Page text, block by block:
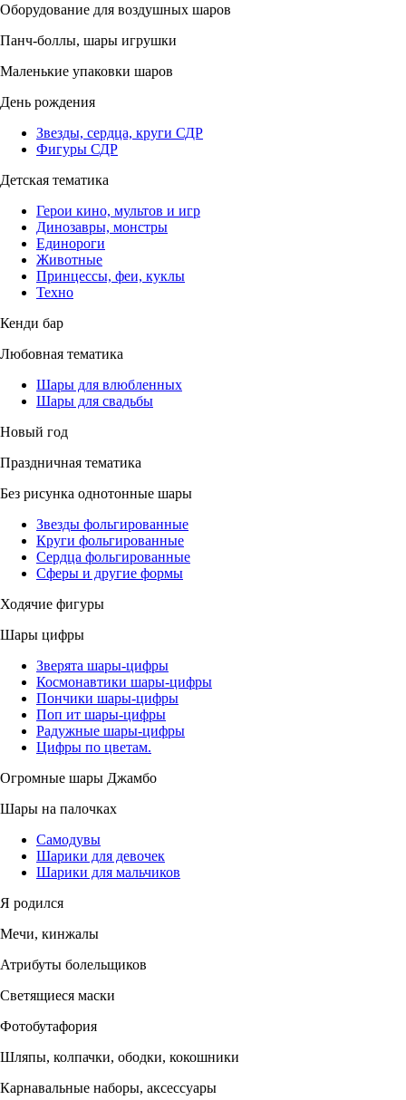
Оборудование для воздушных шаров
Панч-боллы, шары игрушки
Маленькие упаковки шаров
День рождения
Звезды, сердца, круги СДР
Фигуры СДР
Детская тематика
Герои кино, мультов и игр
Динозавры, монстры
Единороги
Животные
Принцессы, феи, куклы
Техно
Кенди бар
Любовная тематика
Шары для влюбленных
Шары для свадьбы
Новый год
Праздничная тематика
Без рисунка однотонные шары
Звезды фольгированные
Круги фольгированные
Сердца фольгированные
Сферы и другие формы
Ходячие фигуры
Шары цифры
Зверята шары-цифры
Космонавтики шары-цифры
Пончики шары-цифры
Поп ит шары-цифры
Радужные шары-цифры
Цифры по цветам.
Огромные шары Джамбо
Шары на палочках
Самодувы
Шарики для девочек
Шарики для мальчиков
Я родился
Мечи, кинжалы
Атрибуты болельщиков
Светящиеся маски
Фотобутафория
Шляпы, колпачки, ободки, кокошники
Карнавальные наборы, аксессуары